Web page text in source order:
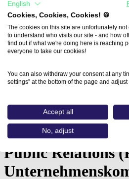
Aus- und Weiterbildungen
Public Relations (PR) und…
Public Relations
English
Cookies, Cookies, Cookies! 🍪
The cookies on this site are unfortunately
to understand who visits our site - and how
find out if what we're doing here is reaching
everyone to take our cookies!
You can also withdraw your consent at any
settings” at the bottom of the page and
Accept all
No, adjust